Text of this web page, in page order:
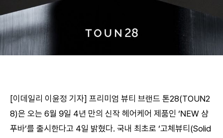
[이데일리 이윤정 기자] 프리미엄 뷰티 브랜드 톤28(TOUN2
8)은 오는 6월 9일 4년 만의 신작 헤어케어 제품인 ‘NEW 샴
푸바’를 출시한다고 4일 밝혔다. 국내 최초로 ‘고체뷰티(Solid